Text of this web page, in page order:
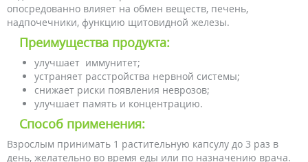
опосредованно влияет на обмен веществ, печень,
надпочечники, функцию щитовидной железы.
Преимущества продукта:
улучшает иммунитет;
устраняет расстройства нервной системы;
снижает риски появления неврозов;
улучшает память и концентрацию.
Способ применения:
Взрослым принимать 1 растительную капсулу до 3 раз в
день, желательно во время еды или по назначению врача.